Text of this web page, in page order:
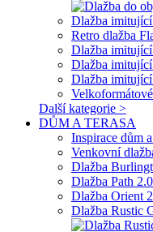
Dlažba imitující
Retro dlažba
Dlažba
Dlažba imitující
Dlažba
Další kategorie >
DŮM A TERASA
Inspirace dům a
Venkovní
Dlažba
Dlažba Path
Dlažba Orient
Dlažba Rustic